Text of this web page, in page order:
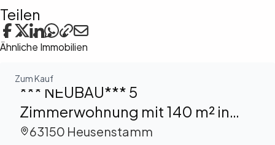
Teilen
Ähnliche Immobilien
Zum Kauf
*** NEUBAU*** 5
Zimmerwohnung mit 140 m² in
idyllischer Feldrandlage zu
63150 Heusenstamm